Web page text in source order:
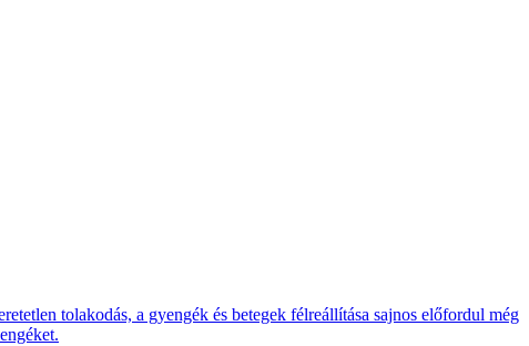
tolakodás, a gyengék és betegek félreállítása sajnos előfordul még